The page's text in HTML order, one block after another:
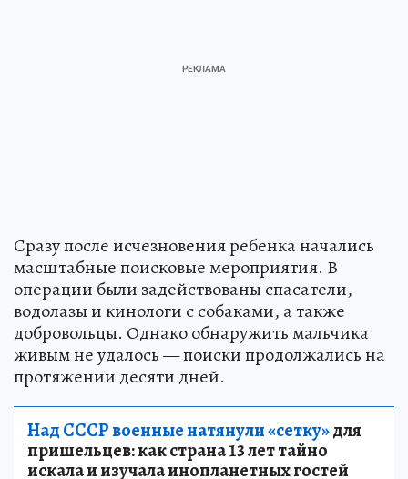
Сразу после исчезновения ребенка начались
масштабные поисковые мероприятия. В
операции были задействованы спасатели,
водолазы и кинологи с собаками, а также
добровольцы. Однако обнаружить мальчика
живым не удалось — поиски продолжались на
протяжении десяти дней.
Над СССР военные натянули «сетку»для
пришельцев: как страна 13 лет тайно
искала и изучала инопланетных гостей